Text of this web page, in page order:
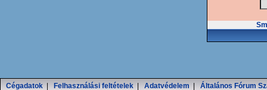
Cégadatok Felhasználási feltételek Adatvédelem Általános Fórum